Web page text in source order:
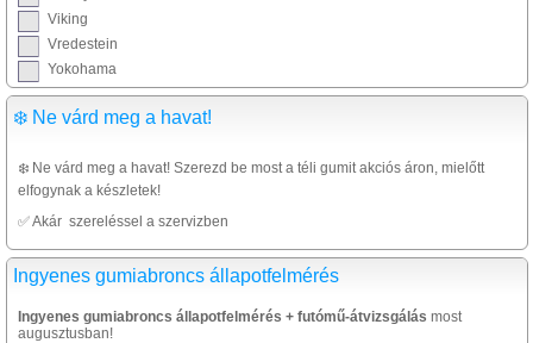
Viking
Vredestein
Yokohama
❄️ Ne várd meg a havat!
❄️ Ne várd meg a havat! Szerezd be most a téli gumit akciós áron, mielőtt
elfogynak a készletek!
✅ Akár szereléssel a szervizben
Ingyenes gumiabroncs állapotfelmérés
Ingyenes gumiabroncs állapotfelmérés + futómű-átvizsgálás most
augusztusban!